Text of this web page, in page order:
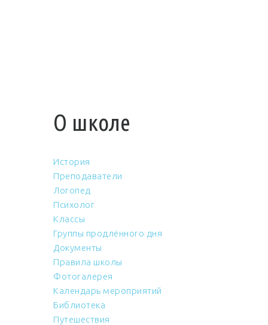
О школе
История
Преподаватели
Логопед
Психолог
Классы
Группы продлённого дня
Документы
Правила школы
Фотогалерея
Календарь мероприятий
Библиотека
Путешествия